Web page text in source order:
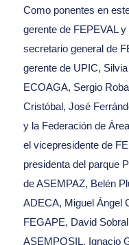
Como ponentes en
gerente de FEPEVAL
secretario general de
gerente de UPIC,
ECOAGA, Sergio
Cristóbal, José
y la Federación de
el vicepresidente de
presidenta del parque
de ASEMPAZ, Belén
ADECA, Miguel Ángel
FEGAPE, David
ASEMPOSIL, Ignacio